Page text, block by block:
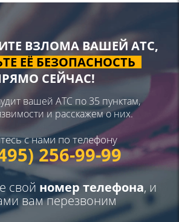
ВЗЛОМА ВАШЕЙ АТС,
ЕЁ БЕЗОПАСНОСТЬ
СЕЙЧАС!
вашей АТС по 35 пунктам,
и расскажем о них.
с нами по телефону
256-99-99
свой номер телефона, и
вам перезвоним